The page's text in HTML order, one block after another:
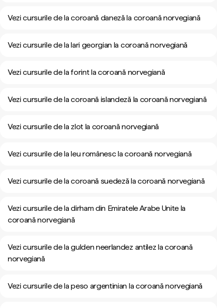
Vezi cursurile de la coroană daneză la coroană norvegiană
Vezi cursurile de la lari georgian la coroană norvegiană
Vezi cursurile de la forint la coroană norvegiană
Vezi cursurile de la coroană islandeză la coroană norvegiană
Vezi cursurile de la zlot la coroană norvegiană
Vezi cursurile de la leu românesc la coroană norvegiană
Vezi cursurile de la coroană suedeză la coroană norvegiană
Vezi cursurile de la dirham din Emiratele Arabe Unite la
coroană norvegiană
Vezi cursurile de la gulden neerlandez antilez la coroană
norvegiană
Vezi cursurile de la peso argentinian la coroană norvegiană